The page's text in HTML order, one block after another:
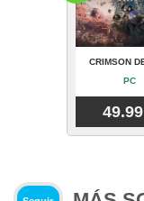
CRIMSON
PC